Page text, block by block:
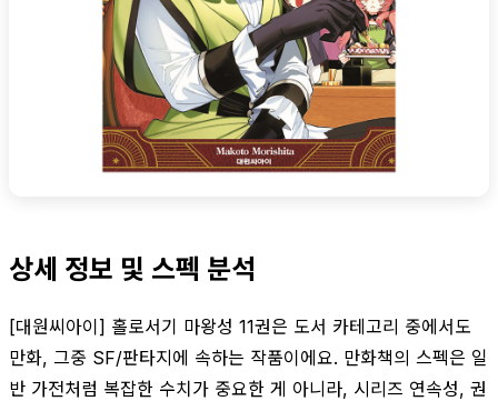
상세 정보 및 스펙 분석
[대원씨아이] 홀로서기 마왕성 11권은 도서 카테고리 중에서도
만화, 그중 SF/판타지에 속하는 작품이에요. 만화책의 스펙은 일
반 가전처럼 복잡한 수치가 중요한 게 아니라, 시리즈 연속성, 권